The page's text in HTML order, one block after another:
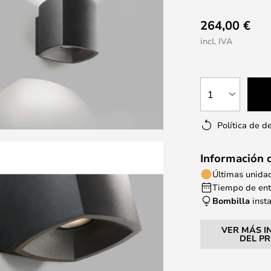
264,00 €
incl. IVA
1
Política de
Información
Últimas
Tiempo de
Bombilla
VER MÁS
DEL